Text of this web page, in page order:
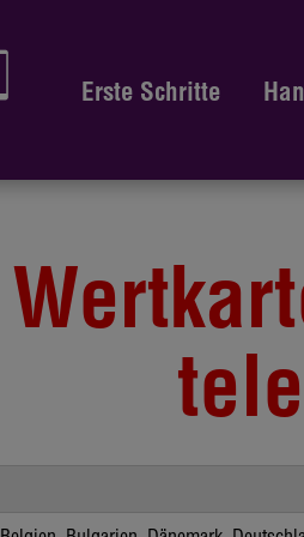
Erste Schritte